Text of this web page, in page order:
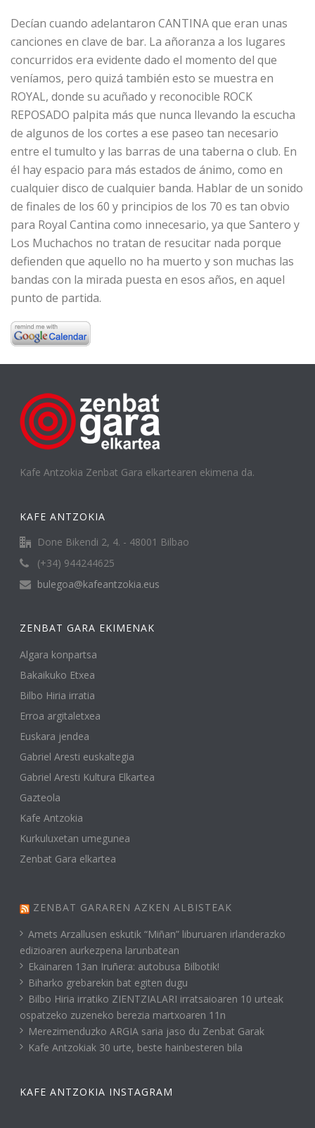
Decían cuando adelantaron CANTINA que eran unas
canciones en clave de bar. La añoranza a los lugares
concurridos era evidente dado el momento del que
veníamos, pero quizá también esto se muestra en
ROYAL, donde su acuñado y reconocible ROCK
REPOSADO palpita más que nunca llevando la escucha
de algunos de los cortes a ese paseo tan necesario
entre el tumulto y las barras de una taberna o club. En
él hay espacio para más estados de ánimo, como en
cualquier disco de cualquier banda. Hablar de un sonido
de finales de los 60 y principios de los 70 es tan obvio
para Royal Cantina como innecesario, ya que Santero y
Los Muchachos no tratan de resucitar nada porque
defienden que aquello no ha muerto y son muchas las
bandas con la mirada puesta en esos años, en aquel
punto de partida.
Kafe Antzokia Zenbat Gara elkartearen ekimena da.
KAFE ANTZOKIA
Done Bikendi 2, 4. - 48001 Bilbao
(+34) 944244625
bulegoa@kafeantzokia.eus
ZENBAT GARA EKIMENAK
Algara konpartsa
Bakaikuko Etxea
Bilbo Hiria irratia
Erroa argitaletxea
Euskara jendea
Gabriel Aresti euskaltegia
Gabriel Aresti Kultura Elkartea
Gazteola
Kafe Antzokia
Kurkuluxetan umegunea
Zenbat Gara elkartea
ZENBAT GARAREN AZKEN ALBISTEAK
Amets Arzallusen eskutik “Miñan” liburuaren irlanderazko
edizioaren aurkezpena larunbatean
Ekainaren 13an Iruñera: autobusa Bilbotik!
Biharko grebarekin bat egiten dugu
Bilbo Hiria irratiko ZIENTZIALARI irratsaioaren 10 urteak
ospatzeko zuzeneko berezia martxoaren 11n
Merezimenduzko ARGIA saria jaso du Zenbat Garak
Kafe Antzokiak 30 urte, beste hainbesteren bila
KAFE ANTZOKIA INSTAGRAM